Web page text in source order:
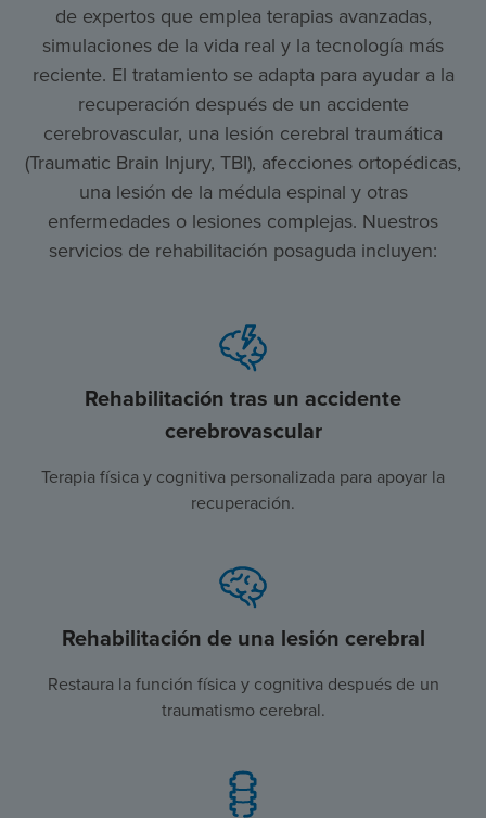
de expertos que emplea terapias avanzadas,
simulaciones de la vida real y la tecnología más
reciente. El tratamiento se adapta para ayudar a la
recuperación después de un accidente
cerebrovascular, una lesión cerebral traumática
(Traumatic Brain Injury, TBI), afecciones ortopédicas,
una lesión de la médula espinal y otras
enfermedades o lesiones complejas. Nuestros
servicios de rehabilitación posaguda incluyen:
Rehabilitación tras un accidente
cerebrovascular
Terapia física y cognitiva personalizada para apoyar la
recuperación.
Rehabilitación de una lesión cerebral
Restaura la función física y cognitiva después de un
traumatismo cerebral.